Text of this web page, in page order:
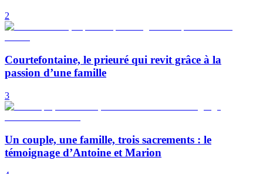
2
Courtefontaine, le prieuré qui revit grâce à la
passion d’une famille
3
Un couple, une famille, trois sacrements : le
témoignage d’Antoine et Marion